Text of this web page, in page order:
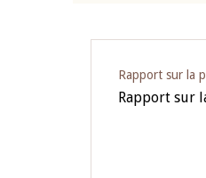
Rapport sur la
Rapport sur